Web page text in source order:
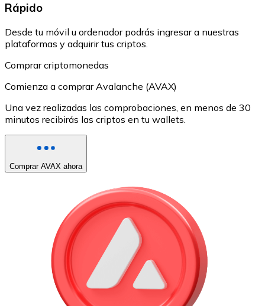
Rápido
Desde tu móvil u ordenador podrás ingresar a nuestras
plataformas y adquirir tus criptos.
Comprar criptomonedas
Comienza a comprar Avalanche (AVAX)
Una vez realizadas las comprobaciones, en menos de 30
minutos recibirás las criptos en tu wallets.
Comprar AVAX ahora